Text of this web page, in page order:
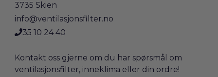
3735 Skien
info@ventilasjonsfilter.no
35 10 24 40
Kontakt oss gjerne om du har spørsmål om
ventilasjonsfilter, inneklima eller din ordre!